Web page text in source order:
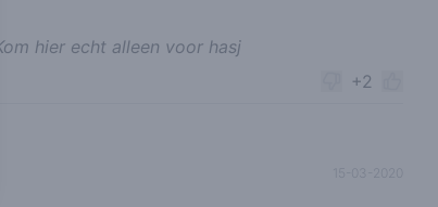
hier echt alleen voor hasj
+2
15-03-2020